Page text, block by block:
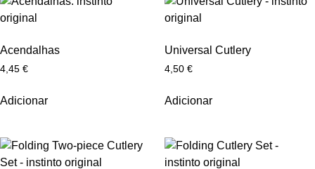
Acendalhas
4,45 €
Adicionar
Universal Cutlery
4,50 €
Adicionar